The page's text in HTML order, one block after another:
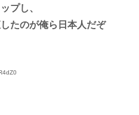
プし、
たのが俺ら日本人だぞ